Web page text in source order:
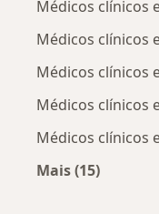
Médicos clínicos
Médicos clínicos
Médicos clínicos
Médicos clínicos
Médicos clínicos
Mais (15)